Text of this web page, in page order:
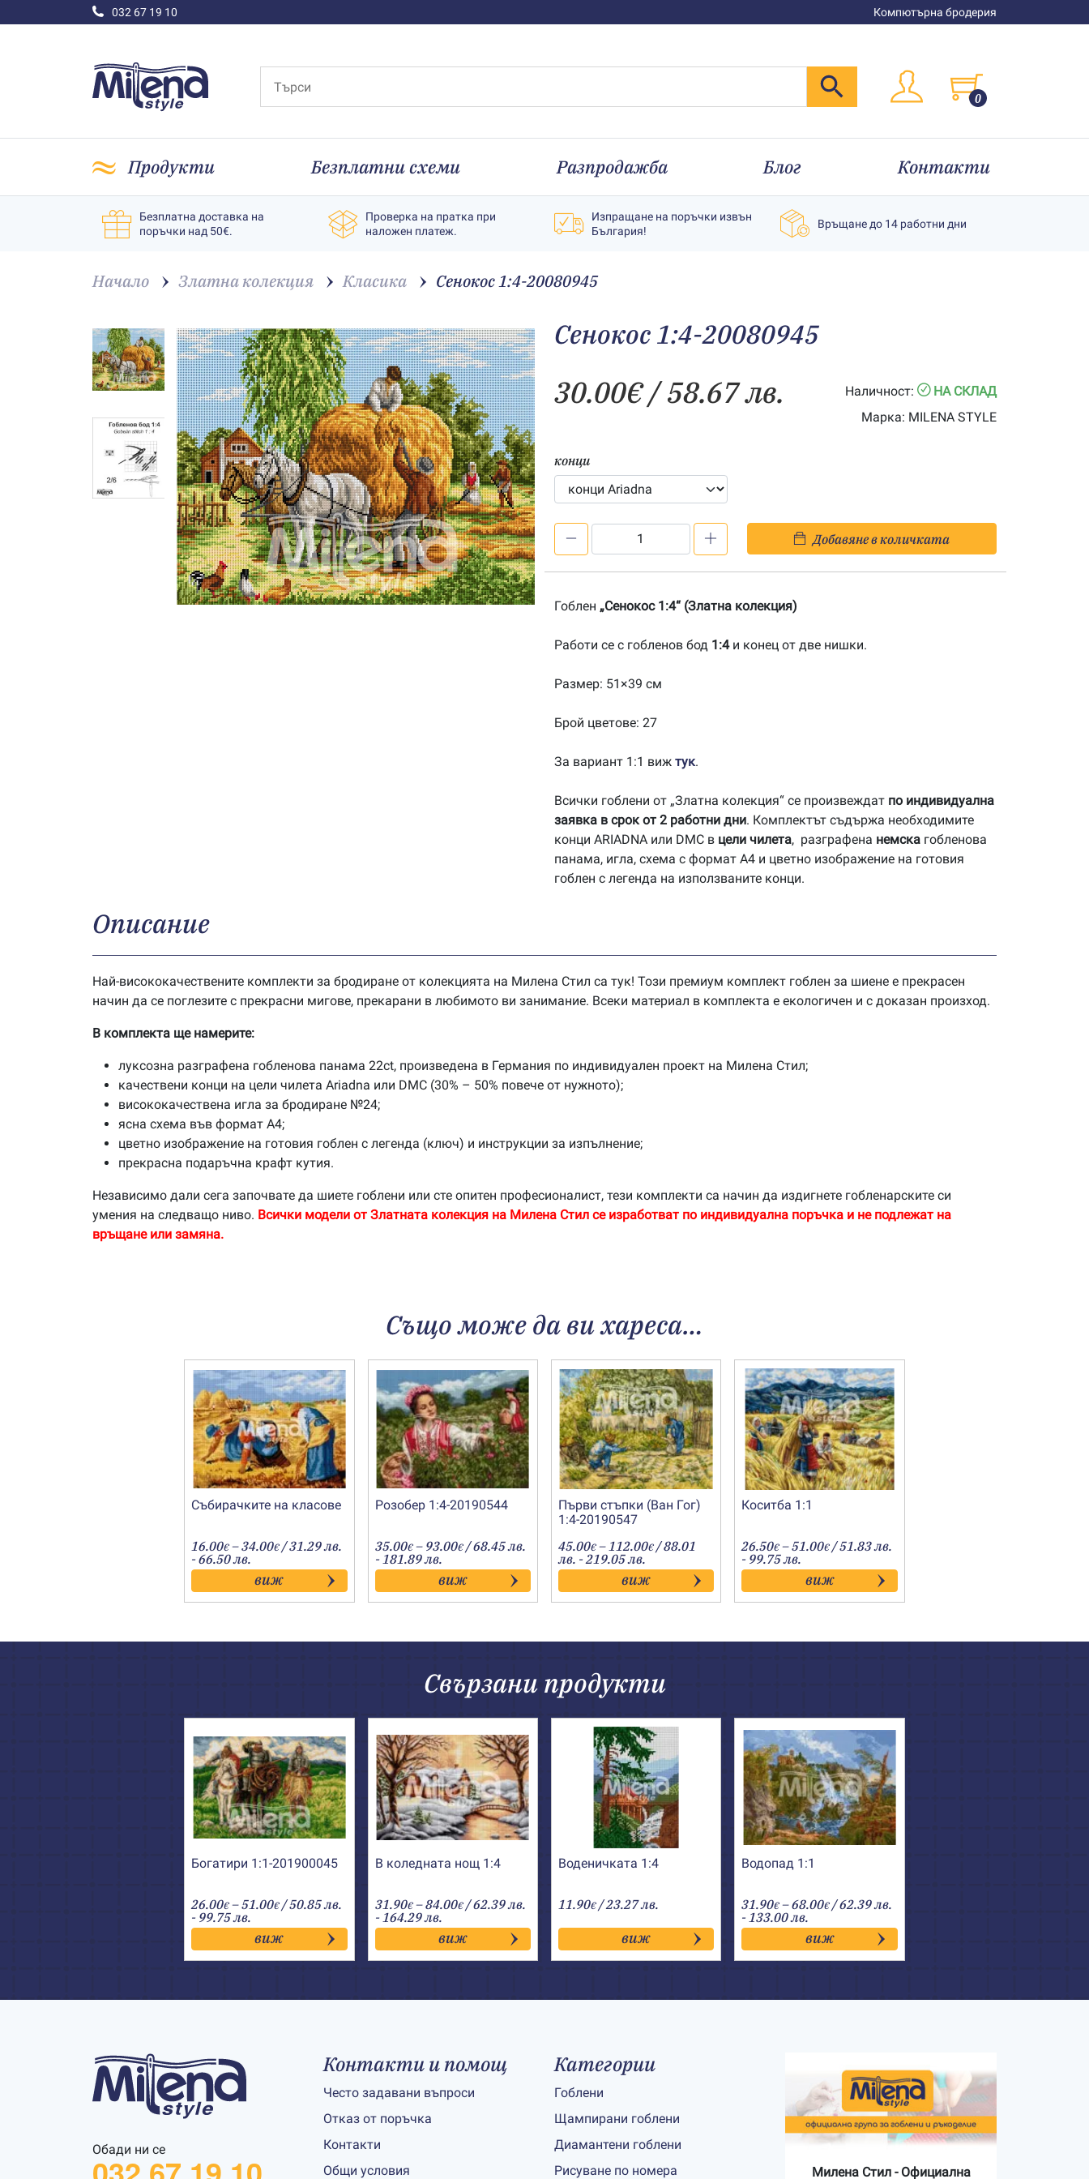
032 67 19 10 Компютърна бродерия
0
Продукти Безплатни схеми Разпродажба Блог Контакти
Безплатна доставка на
поръчки над 50€.
Проверка на пратка при
наложен платеж.
Изпращане на поръчки извън
България!
Връщане до 14 работни дни
Начало Златна колекция Класика Сенокос 1:4-20080945
Сенокос 1:4-20080945
30.00€/ 58.67 лв. Наличност:
НА СКЛАД
Марка: MILENA STYLE
конци
1:4-
Добавяне в количката
Гоблен „Сенокос 1:4“ (Златна колекция)
Работи се с гобленов бод 1:4 и конец от две нишки.
Размер: 51×39 см
Брой цветове: 27
За вариант 1:1 виж тук.
Всички гоблени от „Златна колекция“ се произвеждат по индивидуална
заявка в срок от 2 работни дни. Комплектът съдържа необходимите
конци ARIADNA или DMC в цели чилета, разграфена немска гобленова
панама, игла, схема с формат А4 и цветно изображение на готовия
гоблен с легенда на използваните конци.
Описание
Най-висококачествените комплекти за бродиране от колекцията на Милена Стил са тук! Този премиум комплект гоблен за шиене е прекрасен
начин да се поглезите с прекрасни мигове, прекарани в любимото ви занимание. Всеки материал в комплекта е екологичен и с доказан произход.
В комплекта ще намерите:
луксозна разграфена гобленова панама 22ct, произведена в Германия по индивидуален проект на Милена Стил;
качествени конци на цели чилета Ariadna или DMC (30% – 50% повече от нужното);
висококачествена игла за бродиране №24;
ясна схема във формат А4;
цветно изображение на готовия гоблен с легенда (ключ) и инструкции за изпълнение;
прекрасна подаръчна крафт кутия.
Независимо дали сега започвате да шиете гоблени или сте опитен професионалист, тези комплекти са начин да издигнете гобленарските си
умения на следващо ниво. Всички модели от Златната колекция на Милена Стил се изработват по индивидуална поръчка и не подлежат на
връщане или замяна.
Също може да ви хареса…
Събирачките на класове
16.00€ –34.00€Price
range:
16.00€
through
34.00€
/ 31.29 лв.
- 66.50 лв.
виж
Розобер 1:4-20190544
35.00€ – 93.00€Price
range:
35.00€
through
93.00€
/ 68.45 лв.
- 181.89 лв.
виж
Първи стъпки (Ван Гог)
1:4-20190547
45.00€ –112.00€Price
range:
45.00€
through
112.00€
/ 88.01
лв. - 219.05 лв.
виж
Коситба 1:1
26.50€ –51.00€Price
range:
26.50€
through
51.00€
/ 51.83 лв.
- 99.75 лв.
виж
Свързани продукти
Богатири 1:1-201900045
26.00€ –51.00€Price
range:
26.00€
through
51.00€
/ 50.85 лв.
- 99.75 лв.
виж
В коледната нощ 1:4
31.90€ –84.00€Price
range:
31.90€
through
84.00€
/ 62.39 лв.
- 164.29 лв.
виж
Воденичката 1:4
11.90€ / 23.27 лв.
виж
Водопад 1:1
31.90€ –68.00€Price
range:
31.90€
through
68.00€
/ 62.39 лв.
- 133.00 лв.
виж
Обади ни се
Контакти и помощ
Често задавани въпроси
Отказ от поръчка
Контакти
Общи условия
Категории
Гоблени
Щампирани гоблени
Диамантени гоблени
Рисуване по номера
Милена Стил - Официална